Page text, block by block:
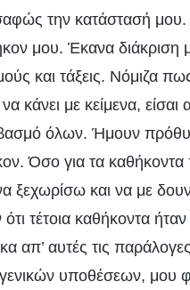
την κατάστασή μου.
μου. Έκανα διάκριση
και τάξεις. Νόμιζα
κάνει με κείμενα, είσαι
όλων. Ήμουν
Όσο για τα
ξεχωρίσω και να με
τέτοια καθήκοντα
απ’ αυτές τις
υποθέσεων, μου